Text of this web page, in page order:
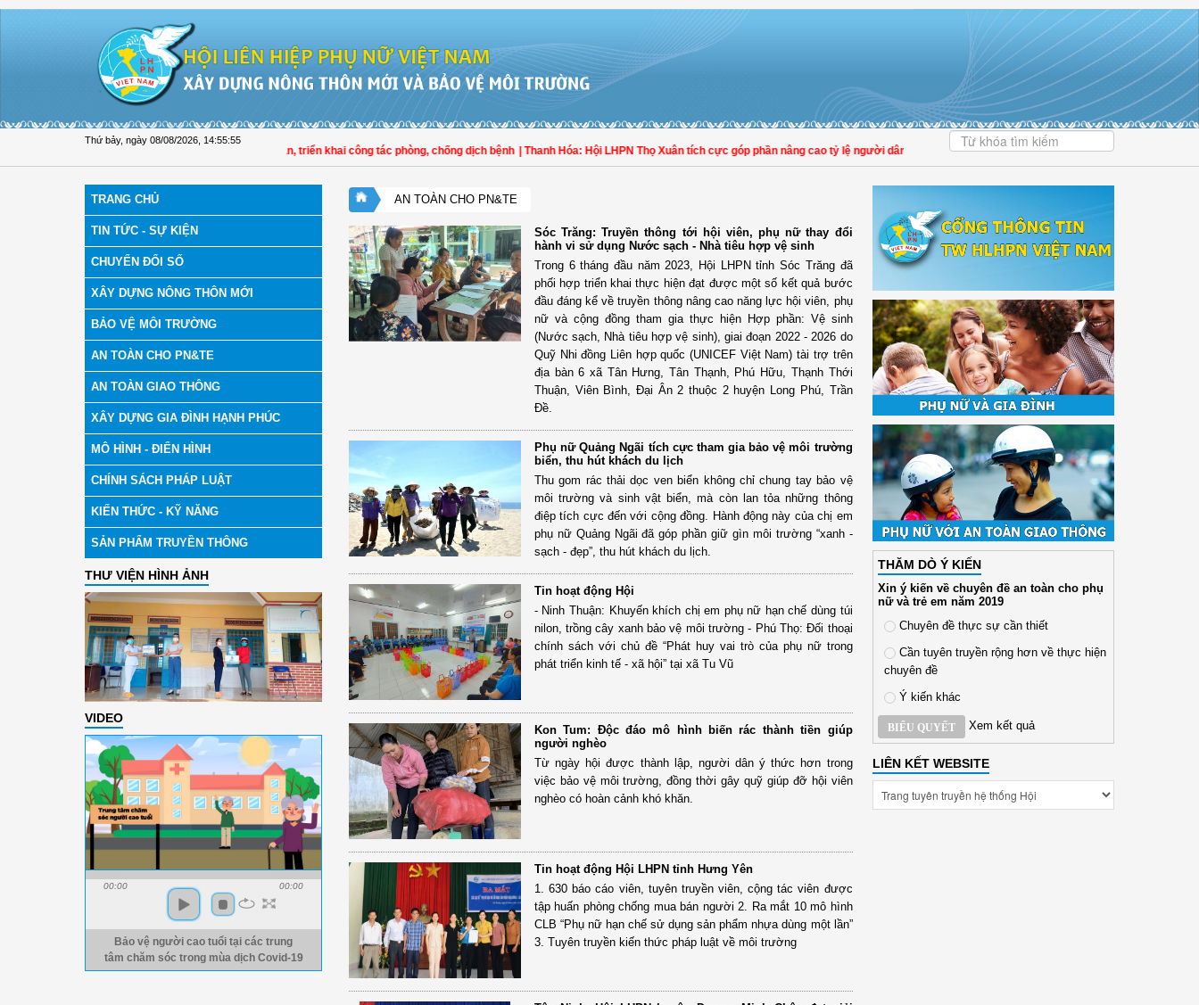
Thứ bảy, ngày 08/08/2026 14:55:56
Hội LHPN tỉnh Đồng Tháp tuyên truyền, hướng dẫn, triển khai công tác phòng, chống dịch bệnh | Thanh Hóa: Hội LHPN Thọ Xuân tích cực góp phần nâng cao tỷ lệ người dân tham gia bảo hiểm y tế
TRANG CHỦ
TIN TỨC - SỰ KIỆN
CHUYỂN ĐỔI SỐ
XÂY DỰNG NÔNG THÔN MỚI
BẢO VỆ MÔI TRƯỜNG
AN TOÀN CHO PN&TE
AN TOÀN GIAO THÔNG
XÂY DỰNG GIA ĐÌNH HẠNH PHÚC
MÔ HÌNH - ĐIỂN HÌNH
CHÍNH SÁCH PHÁP LUẬT
KIẾN THỨC - KỸ NĂNG
SẢN PHẨM TRUYỀN THÔNG
THƯ VIỆN HÌNH ẢNH
VIDEO
00:00 00:00
Bảo vệ người cao tuổi tại các trung
tâm chăm sóc trong mùa dịch Covid-19
AN TOÀN CHO PN&TE
Sóc Trăng: Truyền thông tới hội viên, phụ nữ thay đổi
hành vi sử dụng Nước sạch - Nhà tiêu hợp vệ sinh
Trong 6 tháng đầu năm 2023, Hội LHPN tỉnh Sóc Trăng đã
phối hợp triển khai thực hiện đạt được một số kết quả bước
đầu đáng kể về truyền thông nâng cao năng lực hội viên, phụ
nữ và cộng đồng tham gia thực hiện Hợp phần: Vệ sinh
(Nước sạch, Nhà tiêu hợp vệ sinh), giai đoạn 2022 - 2026 do
Quỹ Nhi đồng Liên hợp quốc (UNICEF Việt Nam) tài trợ trên
địa bàn 6 xã Tân Hưng, Tân Thạnh, Phú Hữu, Thạnh Thới
Thuận, Viên Bình, Đại Ân 2 thuộc 2 huyện Long Phú, Trần
Đề.
Phụ nữ Quảng Ngãi tích cực tham gia bảo vệ môi trường
biển, thu hút khách du lịch
Thu gom rác thải dọc ven biển không chỉ chung tay bảo vệ
môi trường và sinh vật biển, mà còn lan tỏa những thông
điệp tích cực đến với cộng đồng. Hành động này của chị em
phụ nữ Quảng Ngãi đã góp phần giữ gìn môi trường “xanh -
sạch - đẹp”, thu hút khách du lịch.
Tin hoạt động Hội
- Ninh Thuận: Khuyến khích chị em phụ nữ hạn chế dùng túi
nilon, trồng cây xanh bảo vệ môi trường - Phú Thọ: Đối thoại
chính sách với chủ đề “Phát huy vai trò của phụ nữ trong
phát triển kinh tế - xã hội” tại xã Tu Vũ
Kon Tum: Độc đáo mô hình biến rác thành tiền giúp
người nghèo
Từ ngày hội được thành lập, người dân ý thức hơn trong
việc bảo vệ môi trường, đồng thời gây quỹ giúp đỡ hội viên
nghèo có hoàn cảnh khó khăn.
Tin hoạt động Hội LHPN tỉnh Hưng Yên
1. 630 báo cáo viên, tuyên truyền viên, cộng tác viên được
tập huấn phòng chống mua bán người 2. Ra mắt 10 mô hình
CLB “Phụ nữ hạn chế sử dụng sản phẩm nhựa dùng một lần”
3. Tuyên truyền kiến thức pháp luật về môi trường
THĂM DÒ Ý KIẾN
Xin ý kiến về chuyên đề an toàn cho phụ
nữ và trẻ em năm 2019
Chuyên đề thực sự cần thiết
Cần tuyên truyền rộng hơn về thực hiện
chuyên đề
Ý kiến khác
BIỂU QUYẾT Xem kết quả
LIÊN KẾT WEBSITE